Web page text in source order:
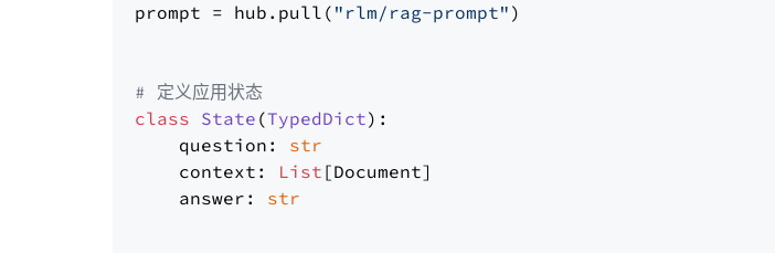
prompt = hub.pull( "rlm/rag-prompt" )
# 定义应用状态
class State (TypedDict):
    question:
str
    context:
List [Document]
    answer:
str